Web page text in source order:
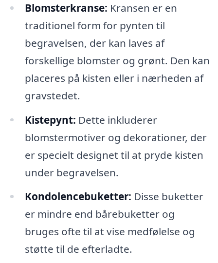
Blomsterkranse: Kransen er en
traditionel form for pynten til
begravelsen, der kan laves af
forskellige blomster og grønt. Den kan
placeres på kisten eller i nærheden af
gravstedet.
Kistepynt: Dette inkluderer
blomstermotiver og dekorationer, der
er specielt designet til at pryde kisten
under begravelsen.
Kondolencebuketter: Disse buketter
er mindre end bårebuketter og
bruges ofte til at vise medfølelse og
støtte til de efterladte.